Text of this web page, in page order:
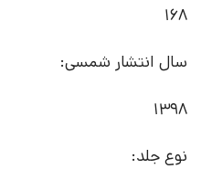
168
سال انتشار شمسی:
1398
نوع جلد: